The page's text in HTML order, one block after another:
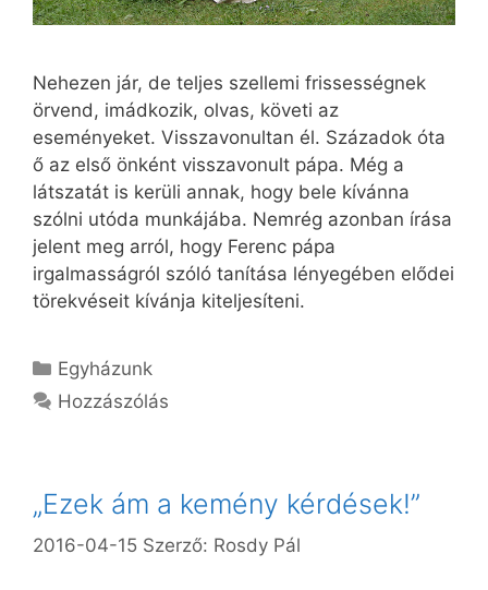
Nehezen jár, de teljes szellemi frissességnek
örvend, imádkozik, olvas, követi az
eseményeket. Visszavonultan él. Századok óta
ő az első önként visszavonult pápa. Még a
látszatát is kerüli annak, hogy bele kívánna
szólni utóda munkájába. Nemrég azonban írása
jelent meg arról, hogy Ferenc pápa
irgalmasságról szóló tanítása lényegében elődei
törekvéseit kívánja kiteljesíteni.
Kategória
Egyházunk
Hozzászólás
„Ezek ám a kemény kérdések!”
2016-04-15 Szerző: Rosdy Pál